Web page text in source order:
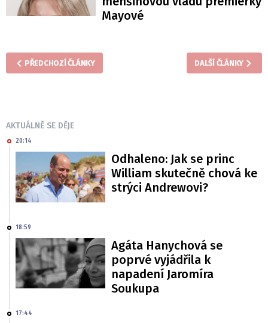
Mayové
PŘEDCHOZÍ ČLÁNKY DALŠÍ ČLÁNKY
AKTUÁLNĚ SE DĚJE
20:14
Odhaleno: Jak se princ
William skutečně chová ke
strýci Andrewovi?
18:59
Agáta Hanychová se
poprvé vyjádřila k
napadení Jaromíra
Soukupa
17:44